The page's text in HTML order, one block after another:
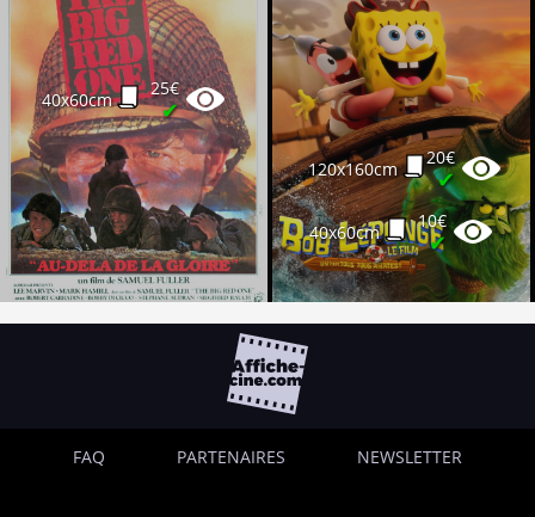
120x160cm
30€
✔
40x60cm
25€
✔
120x160cm
20€
✔
40x60cm
10€
✔
FAQ PARTENAIRES NEWSLETTER